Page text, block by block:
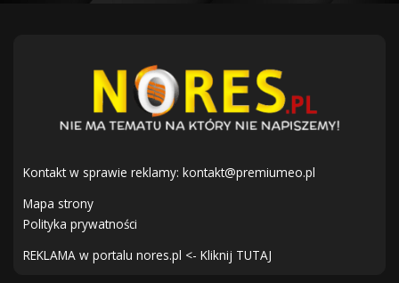
Kontakt w sprawie reklamy: kontakt@premiumeo.pl
Mapa strony
Polityka prywatności
REKLAMA w portalu nores.pl <- Kliknij TUTAJ